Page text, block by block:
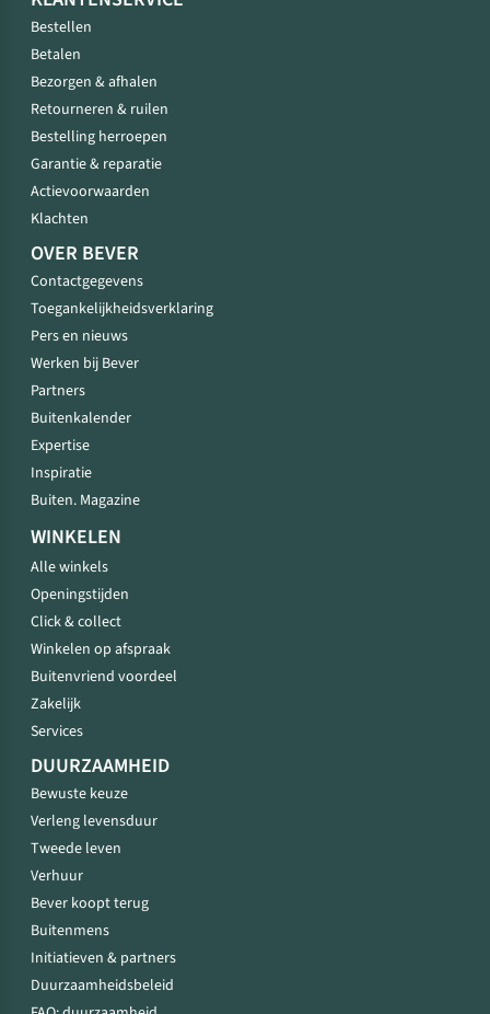
Bestellen
Betalen
Bezorgen & afhalen
Retourneren & ruilen
Bestelling herroepen
Garantie & reparatie
Actievoorwaarden
Klachten
OVER BEVER
Contactgegevens
Toegankelijkheidsverklaring
Pers en nieuws
Werken bij Bever
Partners
Buitenkalender
Expertise
Inspiratie
Buiten. Magazine
WINKELEN
Alle winkels
Openingstijden
Click & collect
Winkelen op afspraak
Buitenvriend voordeel
Zakelijk
Services
DUURZAAMHEID
Bewuste keuze
Verleng levensduur
Tweede leven
Verhuur
Bever koopt terug
Buitenmens
Initiatieven & partners
Duurzaamheidsbeleid